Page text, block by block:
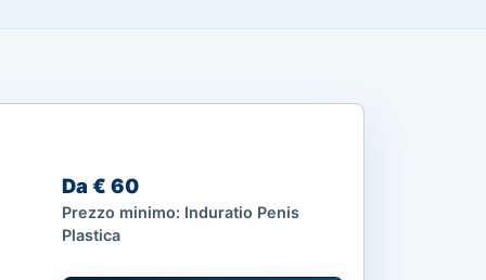
Da € 60
Prezzo minimo: Induratio Penis
Plastica